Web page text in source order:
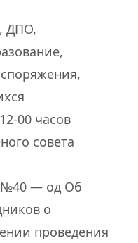
ДПО,
,
,
00 часов
совета
№40 — од Об
о
проведения